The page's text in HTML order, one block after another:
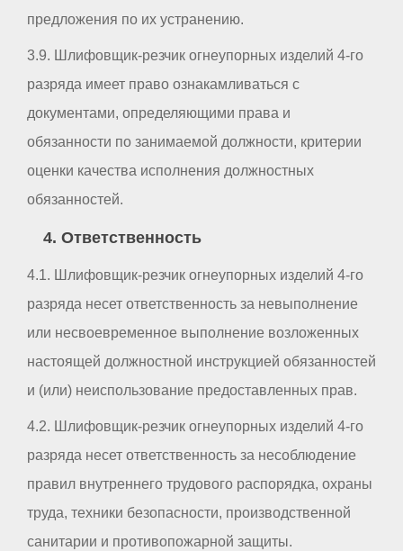
предложения по их устранению.
3.9. Шлифовщик-резчик огнеупорных изделий 4-го
разряда имеет право ознакамливаться с
документами, определяющими права и
обязанности по занимаемой должности, критерии
оценки качества исполнения должностных
обязанностей.
4. Ответственность
4.1. Шлифовщик-резчик огнеупорных изделий 4-го
разряда несет ответственность за невыполнение
или несвоевременное выполнение возложенных
настоящей должностной инструкцией обязанностей
и (или) неиспользование предоставленных прав.
4.2. Шлифовщик-резчик огнеупорных изделий 4-го
разряда несет ответственность за несоблюдение
правил внутреннего трудового распорядка, охраны
труда, техники безопасности, производственной
санитарии и противопожарной защиты.